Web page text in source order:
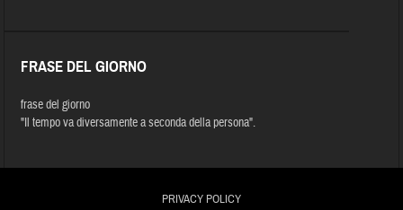
FRASE DEL GIORNO
frase del giorno
"Il tempo va diversamente a seconda della persona".
PRIVACY POLICY